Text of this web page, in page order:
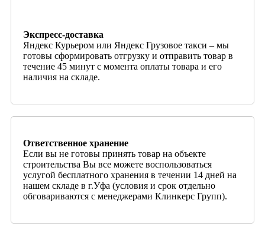
Экспресс-доставка
Яндекс Курьером или Яндекс Грузовое такси – мы
готовы сформировать отгрузку и отправить товар в
течение 45 минут с момента оплаты товара и его
наличия на складе.
Ответственное хранение
Если вы не готовы принять товар на объекте
строительства Вы все можете воспользоваться
услугой бесплатного хранения в течении 14 дней на
нашем складе в г.Уфа (условия и срок отдельно
обговариваются с менеджерами Клинкерс Групп).